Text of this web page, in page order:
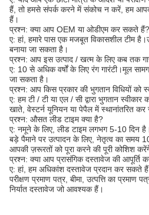
हैं, तो हमसे संपर्क करने में संकोच न करें, हम
हैं।
प्रश्न: क्या आप OEM या ओडीएम कर सकते हैं?
ए: हां, हमारे पास एक मजबूत विकासशील टीम
बनाया जा सकता है।
प्रश्न: आप इस उत्पाद / खत्म के लिए कब तक
ए: 10 से अधिक वर्षों के लिए रंग गारंटी।मूल
जा सकता है।
प्रश्न: आप किस प्रकार की भुगतान विधियों को
ए: हम टी / टी या एल / सी द्वारा भुगतान
खाते, वेस्टर्न यूनियन या पेपैल में स्थानांतरित
प्रश्न: औसत लीड टाइम क्या है?
ए: नमूने के लिए, लीड टाइम लगभग 5-10 दिन
बड़े पैमाने पर उत्पादन के लिए, नेतृत्व का समय
आपकी ज़रूरतों को पूरा करने की पूरी कोशिश
प्रश्न: क्या आप प्रासंगिक दस्तावेज की आपूर्ति
ए: हां, हम अधिकांश दस्तावेज प्रदान कर सकते हैं
परीक्षण प्रमाण पत्र, बीमा, उत्पत्ति का
निर्यात दस्तावेज जो आवश्यक हैं।